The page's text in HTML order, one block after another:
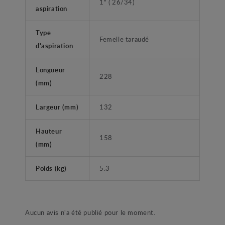
aspiration
Type
d'aspiration
Femelle taraudé
Longueur
(mm)
228
Largeur (mm) 132
Hauteur
(mm)
158
Poids (kg) 5.3
Aucun avis n'a été publié pour le moment.